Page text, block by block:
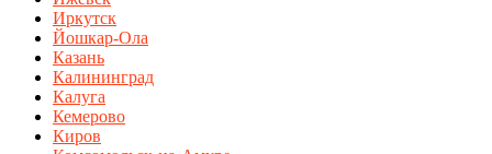
Иркутск
Йошкар-Ола
Казань
Калининград
Калуга
Кемерово
Киров